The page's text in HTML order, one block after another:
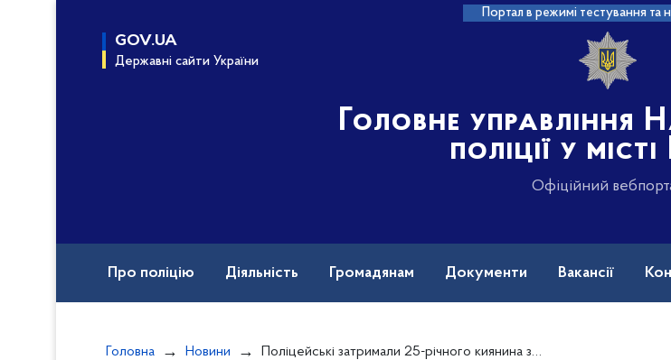
Портал в режимі тестування та
GOV.UA
Державні сайти України
Головне управління
поліції у
Офіційний
Про поліцію Діяльність Громадянам Документи Вакансії
Головна Новини Поліцейські затримали 25-річного киянина за хуліганські дії у салоні трамваю